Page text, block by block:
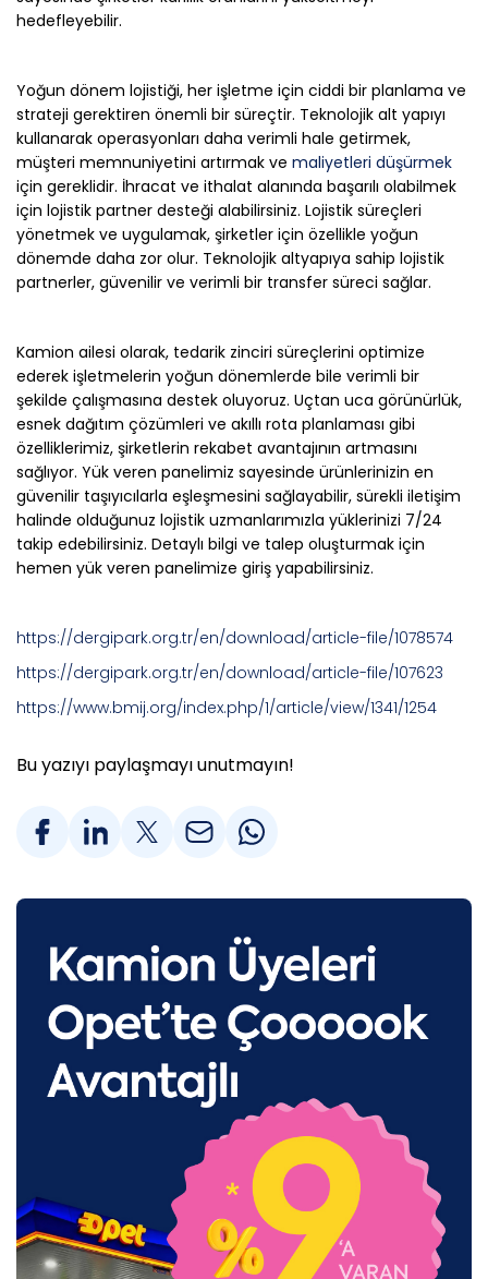
hedefleyebilir.
Yoğun dönem lojistiği, her işletme için ciddi bir planlama ve
strateji gerektiren önemli bir süreçtir. Teknolojik alt yapıyı
kullanarak operasyonları daha verimli hale getirmek,
müşteri memnuniyetini artırmak ve maliyetleri düşürmek
için gereklidir. İhracat ve ithalat alanında başarılı olabilmek
için lojistik partner desteği alabilirsiniz. Lojistik süreçleri
yönetmek ve uygulamak, şirketler için özellikle yoğun
dönemde daha zor olur. Teknolojik altyapıya sahip lojistik
partnerler, güvenilir ve verimli bir transfer süreci sağlar.
Kamion ailesi olarak, tedarik zinciri süreçlerini optimize
ederek işletmelerin yoğun dönemlerde bile verimli bir
şekilde çalışmasına destek oluyoruz. Uçtan uca görünürlük,
esnek dağıtım çözümleri ve akıllı rota planlaması gibi
özelliklerimiz, şirketlerin rekabet avantajının artmasını
sağlıyor. Yük veren panelimiz sayesinde ürünlerinizin en
güvenilir taşıyıcılarla eşleşmesini sağlayabilir, sürekli iletişim
halinde olduğunuz lojistik uzmanlarımızla yüklerinizi 7/24
takip edebilirsiniz. Detaylı bilgi ve talep oluşturmak için
hemen yük veren panelimize giriş yapabilirsiniz.
https://dergipark.org.tr/en/download/article-file/1078574
https://dergipark.org.tr/en/download/article-file/107623
https://www.bmij.org/index.php/1/article/view/1341/1254
Bu yazıyı paylaşmayı unutmayın!